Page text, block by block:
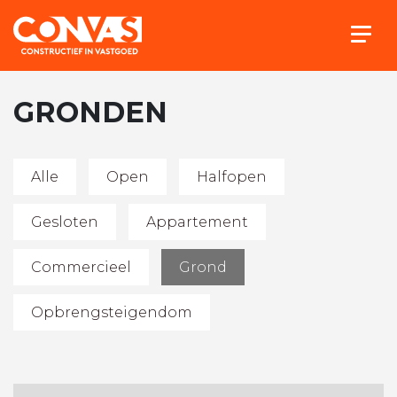
GRONDEN
Alle Open Halfopen
Gesloten Appartement
Commercieel Grond
Opbrengsteigendom